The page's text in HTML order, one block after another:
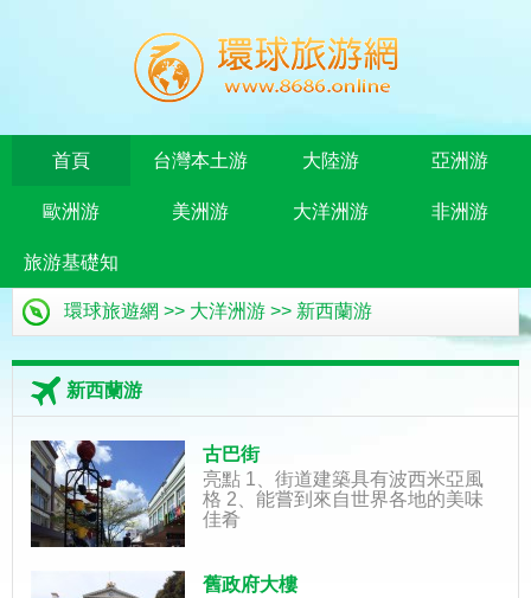
首頁 台灣本土游 大陸游 亞洲游
歐洲游 美洲游 大洋洲游 非洲游
旅游基礎知
識
環球旅遊網 >> 大洋洲游 >> 新西蘭游
新西蘭游
古巴街
亮點 1、街道建築具有波西米亞風
格 2、能嘗到來自世界各地的美味
佳肴
舊政府大樓